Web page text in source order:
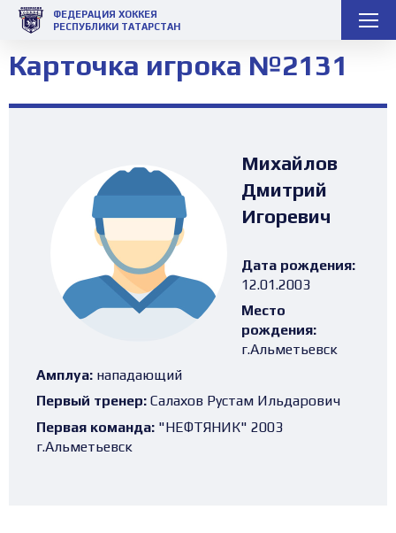
ФЕДЕРАЦИЯ ХОККЕЯ
РЕСПУБЛИКИ ТАТАРСТАН
Карточка игрока №2131
Михайлов
Дмитрий
Игоревич
Дата рождения:
12.01.2003
Место
рождения:
г.Альметьевск
Амплуа: нападающий
Первый тренер: Салахов Рустам Ильдарович
Первая команда: "НЕФТЯНИК" 2003
г.Альметьевск